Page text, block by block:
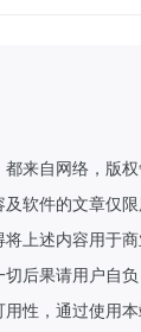
都来自网络，版
软件的文章仅限
将上述内容用于
切后果请用户自
用性，通过使用